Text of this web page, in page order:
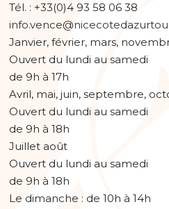
Tél. : +33(0)4 93 58 06 38
Janvier, février, mars,
Ouvert du lundi au samedi
de 9h à 17h
Avril, mai, juin, septembre,
Ouvert du lundi au samedi
de 9h à 18h
Juillet août
Ouvert du lundi au samedi
de 9h à 18h
Le dimanche : de 10h à 14h